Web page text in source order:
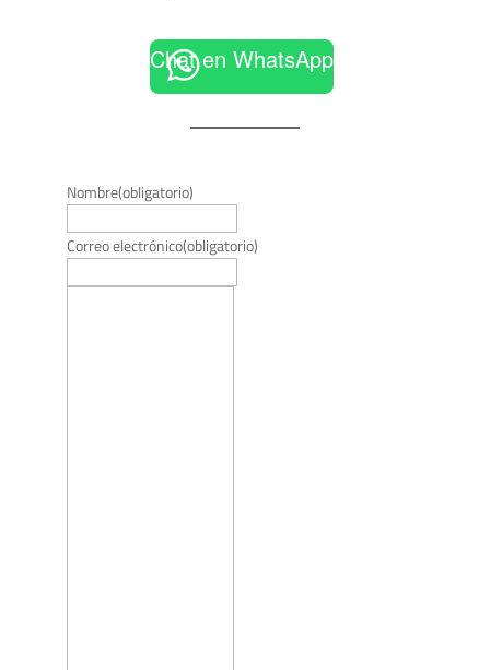
Chat en WhatsApp
Nombre(obligatorio)
Correo electrónico(obligatorio)